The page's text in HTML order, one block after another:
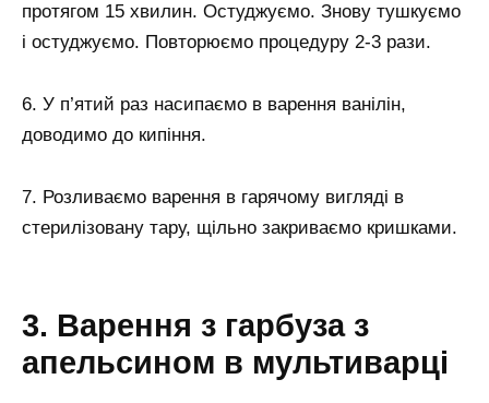
протягом 15 хвилин. Остуджуємо. Знову тушкуємо
і остуджуємо. Повторюємо процедуру 2-3 рази.
6. У п’ятий раз насипаємо в варення ванілін,
доводимо до кипіння.
7. Розливаємо варення в гарячому вигляді в
стерилізовану тару, щільно закриваємо кришками.
3. Варення з гарбуза з
апельсином в мультиварці